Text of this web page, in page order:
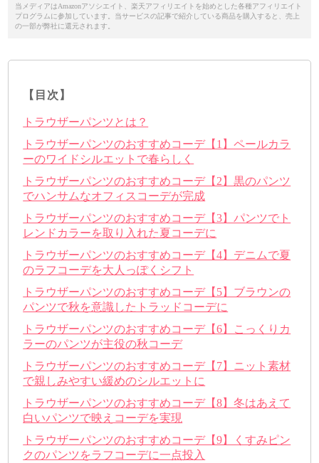
当メディアはAmazonアソシエイト、楽天アフィリエイトを始めとした各種アフィリエイト
プログラムに参加しています。当サービスの記事で紹介している商品を購入すると、売上
の一部が弊社に還元されます。
【目次】
トラウザーパンツとは？
トラウザーパンツのおすすめコーデ【1】ペールカラ
ーのワイドシルエットで春らしく
トラウザーパンツのおすすめコーデ【2】黒のパンツ
でハンサムなオフィスコーデが完成
トラウザーパンツのおすすめコーデ【3】パンツでト
レンドカラーを取り入れた夏コーデに
トラウザーパンツのおすすめコーデ【4】デニムで夏
のラフコーデを大人っぽくシフト
トラウザーパンツのおすすめコーデ【5】ブラウンの
パンツで秋を意識したトラッドコーデに
トラウザーパンツのおすすめコーデ【6】こっくりカ
ラーのパンツが主役の秋コーデ
トラウザーパンツのおすすめコーデ【7】ニット素材
で親しみやすい緩めのシルエットに
トラウザーパンツのおすすめコーデ【8】冬はあえて
白いパンツで映えコーデを実現
トラウザーパンツのおすすめコーデ【9】くすみピン
クのパンツをラフコーデに一点投入